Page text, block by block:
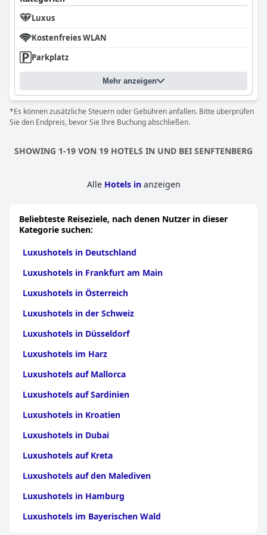
Luxus
Kostenfreies WLAN
Parkplatz
Mehr anzeigen
*Es können zusätzliche Steuern oder Gebühren anfallen. Bitte überprüfen
Sie den Endpreis, bevor Sie Ihre Buchung abschließen.
SHOWING 1-19 VON 19 HOTELS IN UND BEI SENFTENBERG
Alle Hotels in anzeigen
Beliebteste Reiseziele, nach denen Nutzer in dieser
Kategorie suchen:
Luxushotels in Deutschland
Luxushotels in Frankfurt am Main
Luxushotels in Österreich
Luxushotels in der Schweiz
Luxushotels in Düsseldorf
Luxushotels im Harz
Luxushotels auf Mallorca
Luxushotels auf Sardinien
Luxushotels in Kroatien
Luxushotels in Dubai
Luxushotels auf Kreta
Luxushotels auf den Malediven
Luxushotels in Hamburg
Luxushotels im Bayerischen Wald